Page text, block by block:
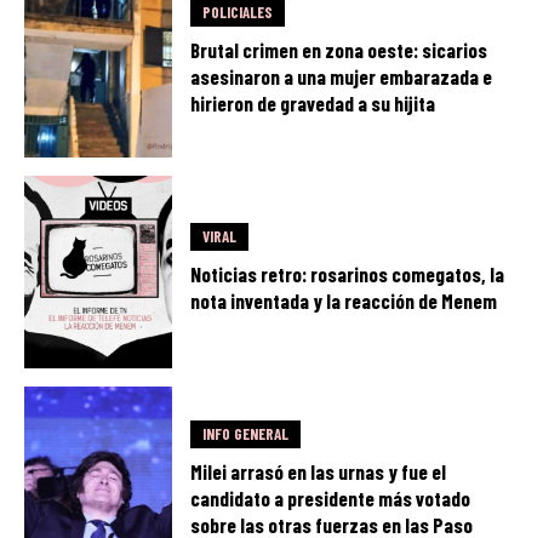
POLICIALES
Brutal crimen en zona oeste: sicarios
asesinaron a una mujer embarazada e
hirieron de gravedad a su hijita
VIRAL
Noticias retro: rosarinos comegatos, la
nota inventada y la reacción de Menem
INFO GENERAL
Milei arrasó en las urnas y fue el
candidato a presidente más votado
sobre las otras fuerzas en las Paso